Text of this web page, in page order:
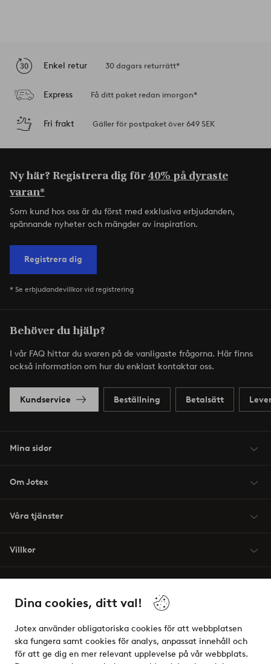
Dina cookies, ditt val!
Jotex använder obligatoriska cookies för att webbplatsen
ska fungera samt cookies för analys, anpassat innehåll och
för att ge dig en mer relevant upplevelse på vår webbplats.
Enkel retur 30 dagars returrätt*
Express Få ditt paket redan imorgon*
Fri frakt Gäller för postpaket över 649 SEK
Ny här? Registrera dig för40% på dyraste
varan*
Som kund hos oss är du först med exklusiva erbjudanden,
spännande nyheter och mängder av inspiration.
Registrera dig
* Se erbjudandevillkor vid registrering
Behöver du hjälp?
I vår FAQ hittar du svaren på de vanligaste frågorna. Här finns
också information om hur du enklast kontaktar oss.
Kundservice Beställning Betalsätt
Mina sidor
Om Jotex
Våra tjänster
Villkor